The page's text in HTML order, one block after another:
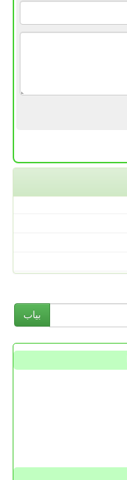
بیاب